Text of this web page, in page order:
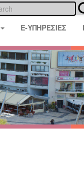
E-ΥΠΗΡΕΣΙΕΣ